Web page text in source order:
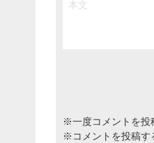
※一度コメントを投
※コメントを投稿す